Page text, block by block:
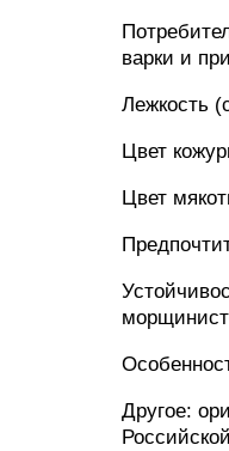
варки и
Лежкость
Цвет
Цвет
Другое: